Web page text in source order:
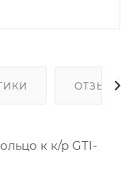
ОТЗЫВЫ
к к/р GTI-